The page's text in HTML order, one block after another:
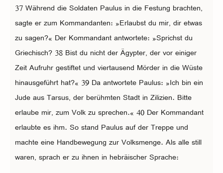
37 Während die Soldaten Paulus in die Festung brachten,
sagte er zum Kommandanten: »Erlaubst du mir, dir etwas
zu sagen?« Der Kommandant antwortete: »Sprichst du
Griechisch? 38 Bist du nicht der Ägypter, der vor einiger
Zeit Aufruhr gestiftet und viertausend Mörder in die Wüste
hinausgeführt hat?« 39 Da antwortete Paulus: »Ich bin ein
Jude aus Tarsus, der berühmten Stadt in Zilizien. Bitte
erlaube mir, zum Volk zu sprechen.« 40 Der Kommandant
erlaubte es ihm. So stand Paulus auf der Treppe und
machte eine Handbewegung zur Volksmenge. Als alle still
waren, sprach er zu ihnen in hebräischer Sprache: